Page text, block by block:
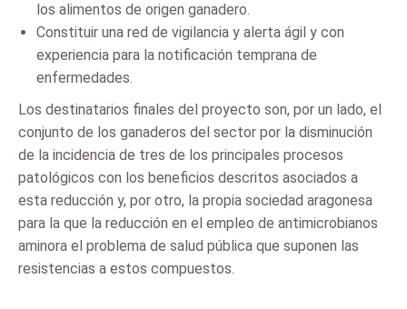
los alimentos de origen ganadero.
Constituir una red de vigilancia y alerta ágil y con
experiencia para la notificación temprana de
enfermedades.
Los destinatarios finales del proyecto son, por un lado, el
conjunto de los ganaderos del sector por la disminución
de la incidencia de tres de los principales procesos
patológicos con los beneficios descritos asociados a
esta reducción y, por otro, la propia sociedad aragonesa
para la que la reducción en el empleo de antimicrobianos
aminora el problema de salud pública que suponen las
resistencias a estos compuestos.